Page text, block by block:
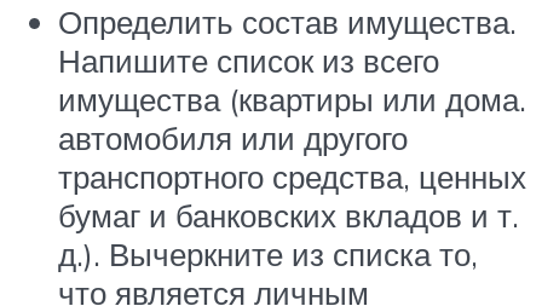
Определить состав имущества.
Напишите список из всего
имущества (квартиры или дома.
автомобиля или другого
транспортного средства, ценных
бумаг и банковских вкладов и т.
д.). Вычеркните из списка то,
что является личным